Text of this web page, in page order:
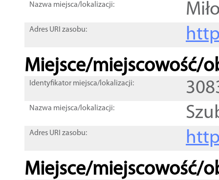
Nazwa miejsca/lokalizacji:
Adres URI zasobu:
Miejsce/miejscowość/
Identyfikator miejsca/lokalizacji:
Nazwa miejsca/lokalizacji:
Adres URI zasobu:
Miejsce/miejscowość/